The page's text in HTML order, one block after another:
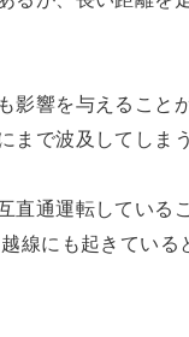
影響を与えること
まで波及してしまう
直通運転している
線にも起きている